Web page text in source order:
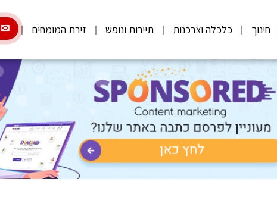
חינוך כלכלה וצרכנות תיירות ונופש זירת המומחים